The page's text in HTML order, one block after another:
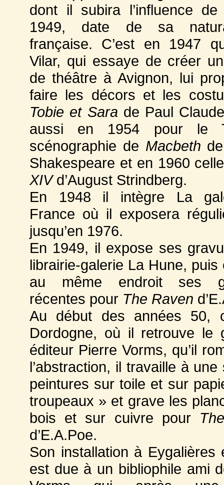
dont il subira l’influence
1949, date de sa
française. C’est en 1947
Vilar, qui essaye de créer
de théâtre à Avignon, lui
faire les décors et les
Tobie et Sara de Paul
aussi en 1954 pour le
scénographie de Macbeth
Shakespeare et en 1960
XIVd’August Strindberg.
En 1948 il intègre La
France où il exposera
jusqu’en 1976.
En 1949, il expose ses
librairie-galerie La Hune, puis
au même endroit ses
récentes pour The Raven
Au début des années 50,
Dordogne, où il retrouve le
éditeur Pierre Vorms, qu’il
l’abstraction, il travaille à
peintures sur toile et sur
troupeaux » et grave les
bois et sur cuivre pour
d’E.A.Poe.
Son installation à Eygalières
est due à un bibliophile ami